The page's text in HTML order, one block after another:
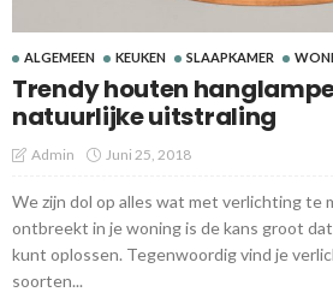
ALGEMEEN KEUKEN SLAAPKAMER
Trendy houten
natuurlijke uitstraling
Admin Juni 25, 2018
We zijn dol op alles wat met verlichting te
ontbreekt in je woning is de kans groot
kunt oplossen. Tegenwoordig vind je
soorten...